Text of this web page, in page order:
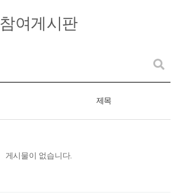
참여게시판
제목
게시물이 없습니다.